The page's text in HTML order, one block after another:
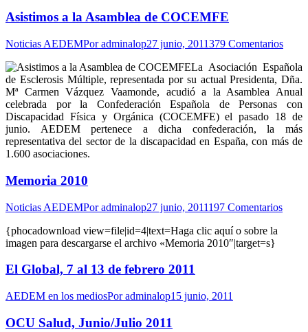
Asistimos a la Asamblea de COCEMFE
Noticias AEDEMPoradminalop27 junio, 2011379 Comentarios
La Asociación Española
de Esclerosis Múltiple, representada por su actual Presidenta, Dña.
Mª Carmen Vázquez Vaamonde, acudió a la Asamblea Anual
celebrada por la Confederación Española de Personas con
Discapacidad Física y Orgánica (COCEMFE) el pasado 18 de
junio. AEDEM pertenece a dicha confederación, la más
representativa del sector de la discapacidad en España, con más de
1.600 asociaciones.
Memoria 2010
Noticias AEDEMPoradminalop27 junio, 2011197 Comentarios
{phocadownload view=file|id=4|text=Haga clic aquí o sobre la
imagen para descargarse el archivo «Memoria 2010″|target=s}
El Global, 7 al 13 de febrero 2011
AEDEM en los mediosPoradminalop15 junio, 2011
OCU Salud, Junio/Julio 2011